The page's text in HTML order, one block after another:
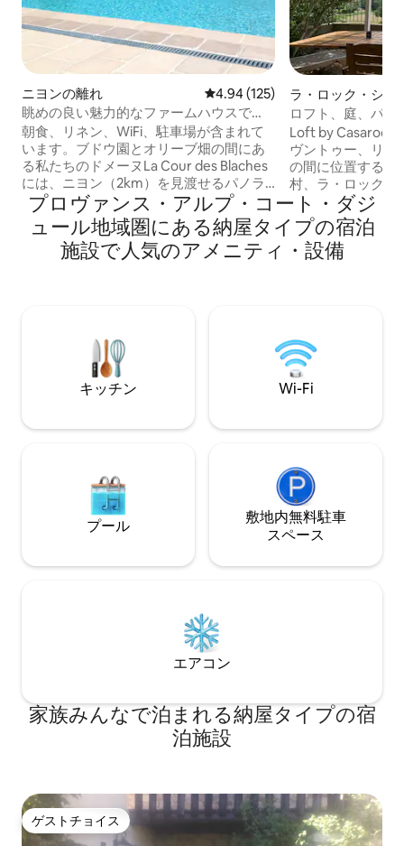
ニヨンの離れ レビュー125件、5つ星中4.94つ
4.94 (125)
眺めの良い魅力的なファームハウスで
す。
朝食、リネン、WiFi、駐車場が含まれて
います。ブドウ園とオリーブ畑の間にあ
る私たちのドメーヌLa Cour des Blaches
には、ニヨン（2km）を見渡せるパノラ
マビューと美しい海水プールがありま
す。古い厩舎の中に、2名様用の小さくて
魅力的なスタジオが3室あり、各室に専用
テラスと専用入り口があります。毎朝、
加料金で充電ステーションをご利用いた
ラ・ロック・シュ
ヌのロフト
ロフト、庭、パ
ゥー山、ゴルド
Loft by Casaroca
ヴントゥー、リル
の間に位置する丘
村、ラ・ロック・
ます。 庭と素晴
いロフトは、カ
人）に最適です
ハイキング、サ
発見するのに理想
プロヴァンス・アルプ・コート・ダジ
ュール地域圏にある納屋タイプの宿泊
施設で人気のアメニティ・設備
キッチン Wi-Fi
プール
敷地内無料駐⁠車
ス⁠ペ⁠ー⁠ス
エアコン
家族みんなで泊まれる納屋タイプの宿
泊施設
ゲストチョイス
ゲストチョイス